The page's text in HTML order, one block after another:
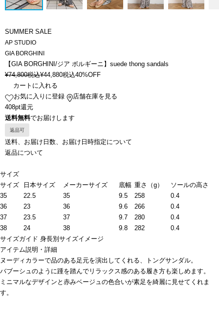
SUMMER SALE
AP STUDIO
GIA BORGHINI
【GIA BORGHINI/ジア ボルギーニ】suede thong sandals
¥74,800税込¥44,880税込40%OFF
カートに入れる
お気に入りに登録
店舗在庫を見る
408pt還元
送料無料でお届けします
返品可
送料、お届け日数、お届け日時指定について
返品について
サイズ
サイズ
日本サイズ メーカーサイズ 底幅 重さ（g）
ソールの高さ
35
22.5 35 9.5 258
0.4
36
23 36 9.6 266
0.4
37
23.5 37 9.7 280
0.4
38
24 38 9.8 282
0.4
サイズガイド 身長別サイズイメージ
アイテム説明・詳細
ヌーディカラーで品のある足元を演出してくれる、トングサンダル。
バブーシュのように踵を踏んでリラックス感のある履き方も楽しめます。
ミニマルなデザインと赤みベージュの色合いが素足を綺麗に見せてくれま
す。